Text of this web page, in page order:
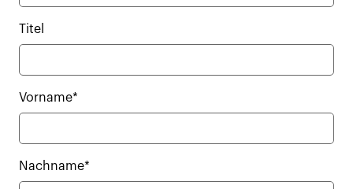
Titel
Vorname*
Nachname*